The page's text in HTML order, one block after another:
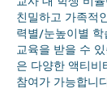
친밀하고 가족적
력별/눈높이별
교육을 받을 수
은 다양한 액티비
참여가 가능합니